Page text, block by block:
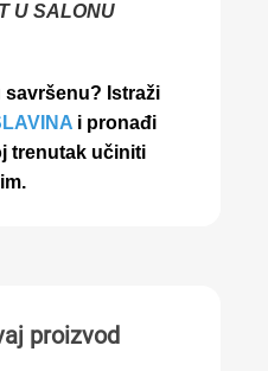
U SALONU
Istraži
i pronađi
trenutak učiniti
proizvod